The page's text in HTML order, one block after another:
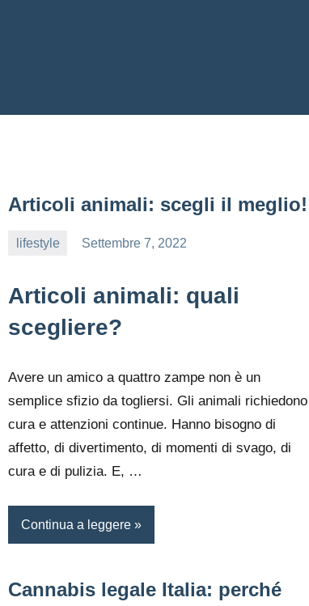
Articoli animali: scegli il meglio!
lifestyle
Settembre 7, 2022
Articoli animali: quali
scegliere?
Avere un amico a quattro zampe non è un
semplice sfizio da togliersi. Gli animali richiedono
cura e attenzioni continue. Hanno bisogno di
affetto, di divertimento, di momenti di svago, di
cura e di pulizia. E, …
Continua a leggere
Cannabis legale Italia: perché